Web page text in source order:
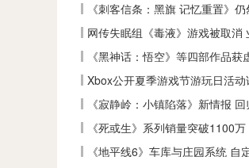
《刺客信条：黑旗 记忆重置》
网传失眠组《毒液》游戏被取消
《黑神话：悟空》等四部作品
Xbox公开夏季游戏节游玩日活
《寂静岭：小镇陷落》新情报
《死或生》系列销量突破1100万
《地平线6》车库与庄园系统 自